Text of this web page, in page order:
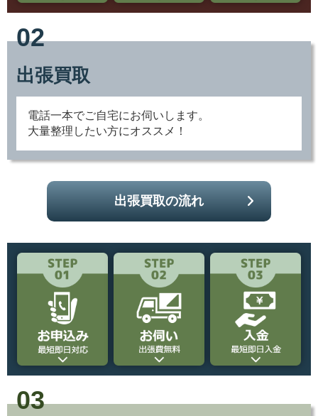
02
出張買取
大量整理したい方にオススメ！
03